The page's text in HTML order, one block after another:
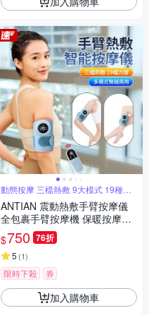
動態按摩 三檔熱敷 9大模式 19種力
度
ANTIAN 震動熱敷手臂按摩儀
全包裹手臂按摩機 保暖按摩放
鬆器 三檔熱敷暖手器（交換禮
物）
$750 76折
5 (1)
限時下殺 券
加入購物車